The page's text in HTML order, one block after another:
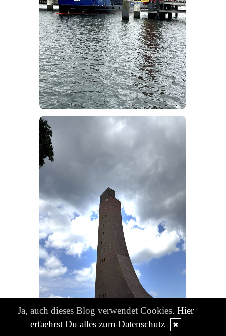
Ja, auch dieses Blog verwendet Cookies. Hier
erfaehrst Du alles zum Datenschutz
✖